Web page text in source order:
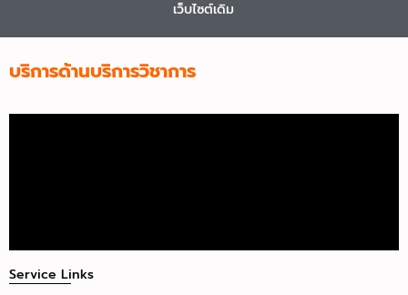
เว็บไซต์เดิม
บริการด้านบริการวิชาการ
Service Links